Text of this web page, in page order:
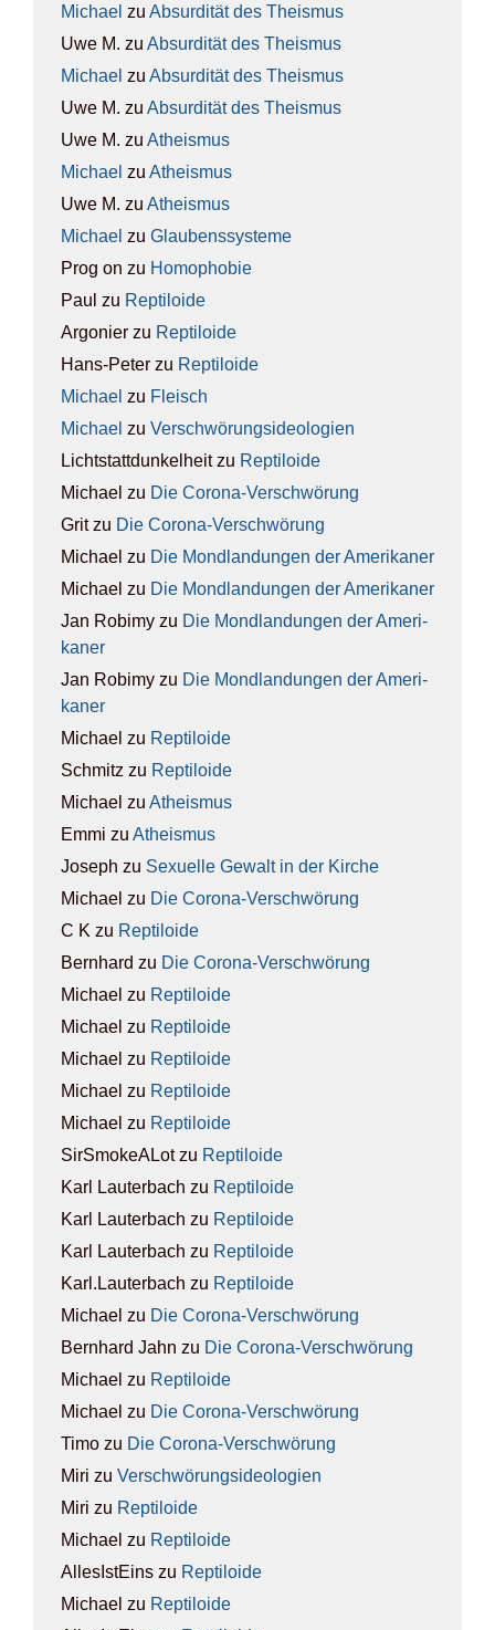
Michael zu Absur­di­tät des The­is­mus
Uwe M. zu Absur­di­tät des The­is­mus
Michael zu Absur­di­tät des The­is­mus
Uwe M. zu Absur­di­tät des The­is­mus
Uwe M. zu Athe­is­mus
Michael zu Athe­is­mus
Uwe M. zu Athe­is­mus
Michael zu Glau­bens­sys­te­me
Prog on zu Homo­pho­bie
Paul zu Rep­ti­lo­ide
Argonier zu Rep­ti­lo­ide
Hans-Peter zu Rep­ti­lo­ide
Michael zu Fleisch
Michael zu Ver­schwö­rungs­ideo­lo­gien
Lichtstattdunkelheitzu Rep­ti­lo­ide
Michael zu Die Coro­na-Ver­schwö­rung
Gritzu Die Coro­na-Ver­schwö­rung
Michael zu Die Mond­lan­dun­gen der Ame­ri­ka­ner
Michael zu Die Mond­lan­dun­gen der Ame­ri­ka­ner
Jan Robimy zu Die Mond­lan­dun­gen der Ame­ri­
ka­ner
Jan Robimy zu Die Mond­lan­dun­gen der Ame­ri­
ka­ner
Michael zu Rep­ti­lo­ide
Schmitz zu Rep­ti­lo­ide
Michael zu Athe­is­mus
Emmi zu Athe­is­mus
Joseph zu Sexu­el­le Gewalt in der Kir­che
Michael zu Die Coro­na-Ver­schwö­rung
C K zu Rep­ti­lo­ide
Bernhard zu Die Coro­na-Ver­schwö­rung
Michael zu Rep­ti­lo­ide
Michael zu Rep­ti­lo­ide
Michael zu Rep­ti­lo­ide
Michael zu Rep­ti­lo­ide
Michael zu Rep­ti­lo­ide
SirSmokeALotzu Rep­ti­lo­ide
Karl Lauterbach zu Rep­ti­lo­ide
Karl Lauterbach zu Rep­ti­lo­ide
Karl Lauterbach zu Rep­ti­lo­ide
Karl.Lauterbach zu Rep­ti­lo­ide
Michael zu Die Coro­na-Ver­schwö­rung
Bernhard Jahn zu Die Coro­na-Ver­schwö­rung
Michael zu Rep­ti­lo­ide
Michael zu Die Coro­na-Ver­schwö­rung
Timo zu Die Coro­na-Ver­schwö­rung
Miri zu Ver­schwö­rungs­ideo­lo­gien
Miri zu Rep­ti­lo­ide
Michael zu Rep­ti­lo­ide
AllesIstEins zu Rep­ti­lo­ide
Michael zu Rep­ti­lo­ide